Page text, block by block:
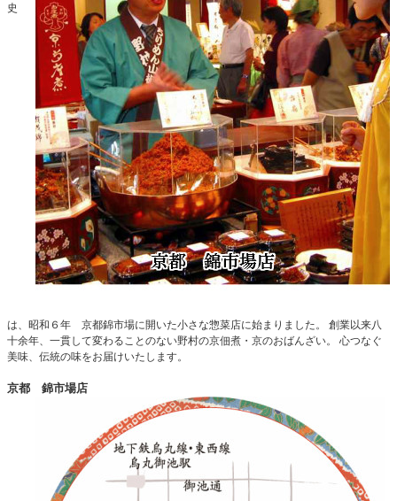
史
は、昭和６年 京都錦市場に開いた小さな惣菜店に始まりました。 創業以来八
十余年、一貫して変わることのない野村の京佃煮・京のおばんざい。 心つなぐ
美味、伝統の味をお届けいたします。
京都 錦市場店